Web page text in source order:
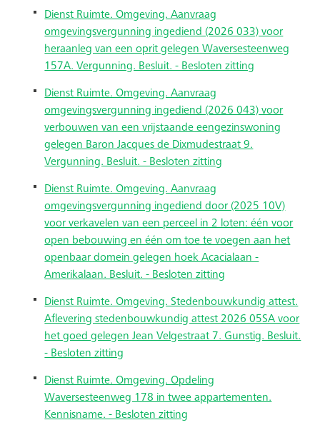
Dienst Ruimte. Omgeving. Aanvraag
omgevingsvergunning ingediend (2026 033) voor
heraanleg van een oprit gelegen Waversesteenweg
157A. Vergunning. Besluit. - Besloten zitting
Dienst Ruimte. Omgeving. Aanvraag
omgevingsvergunning ingediend (2026 043) voor
verbouwen van een vrijstaande eengezinswoning
gelegen Baron Jacques de Dixmudestraat 9.
Vergunning. Besluit. - Besloten zitting
Dienst Ruimte. Omgeving. Aanvraag
omgevingsvergunning ingediend door (2025 10V)
voor verkavelen van een perceel in 2 loten: één voor
open bebouwing en één om toe te voegen aan het
openbaar domein gelegen hoek Acacialaan -
Amerikalaan. Besluit. - Besloten zitting
Dienst Ruimte. Omgeving. Stedenbouwkundig attest.
Aflevering stedenbouwkundig attest 2026 05SA voor
het goed gelegen Jean Velgestraat 7. Gunstig. Besluit.
- Besloten zitting
Dienst Ruimte. Omgeving. Opdeling
Waversesteenweg 178 in twee appartementen.
Kennisname. - Besloten zitting